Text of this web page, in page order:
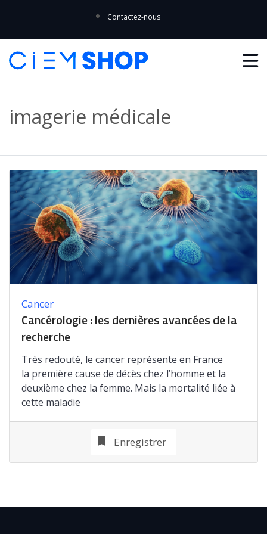
Contactez-nous
imagerie médicale
Cancer
Cancérologie : les dernières avancées de la
recherche
Très redouté, le cancer représente en France
la première cause de décès chez l’homme et la
deuxième chez la femme. Mais la mortalité liée à
cette maladie
Enregistrer